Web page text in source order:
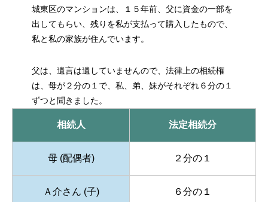
城東区のマンションは、１５年前、父に資金の一部を
出してもらい、残りを私が支払って購入したもので、
私と私の家族が住んでいます。
父は、遺言は遺していませんので、法律上の相続権
は、母が２分の１で、私、弟、妹がそれぞれ６分の１
ずつと聞きました。
相続人 法定相続分
母 (配偶者) ２分の１
Ａ介さん (子) ６分の１